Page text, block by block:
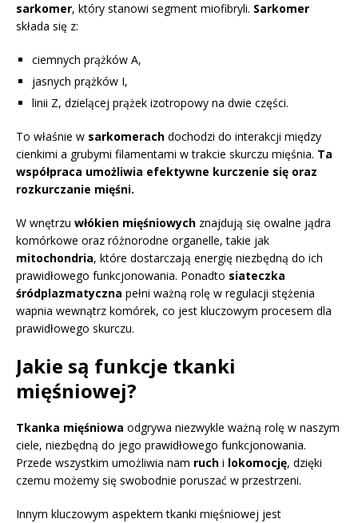
sarkomer, który stanowi segment miofibryli. Sarkomer
składa się z:
ciemnych prążków A,
jasnych prążków I,
linii Z, dzielącej prążek izotropowy na dwie części.
To właśnie w sarkomerach dochodzi do interakcji między
cienkimi a grubymi filamentami w trakcie skurczu mięśnia. Ta
współpraca umożliwia efektywne kurczenie się oraz
rozkurczanie mięśni.
W wnętrzu włókien mięśniowych znajdują się owalne jądra
komórkowe oraz różnorodne organelle, takie jak
mitochondria, które dostarczają energię niezbędną do ich
prawidłowego funkcjonowania. Ponadto siateczka
śródplazmatyczna pełni ważną rolę w regulacji stężenia
wapnia wewnątrz komórek, co jest kluczowym procesem dla
prawidłowego skurczu.
Jakie są funkcje tkanki
mięśniowej?
Tkanka mięśniowa odgrywa niezwykle ważną rolę w naszym
ciele, niezbędną do jego prawidłowego funkcjonowania.
Przede wszystkim umożliwia nam ruch i lokomocję, dzięki
czemu możemy się swobodnie poruszać w przestrzeni.
Innym kluczowym aspektem tkanki mięśniowej jest